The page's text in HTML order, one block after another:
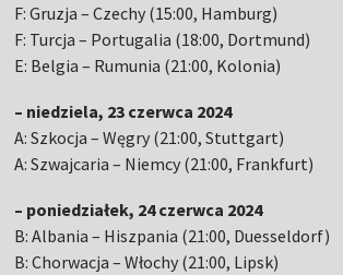
F: Gruzja – Czechy (15:00, Hamburg)
F: Turcja – Portugalia (18:00, Dortmund)
E: Belgia – Rumunia (21:00, Kolonia)
– niedziela, 23 czerwca 2024
A: Szkocja – Węgry (21:00, Stuttgart)
A: Szwajcaria – Niemcy (21:00, Frankfurt)
– poniedziałek, 24 czerwca 2024
B: Albania – Hiszpania (21:00, Duesseldorf)
B: Chorwacja – Włochy (21:00, Lipsk)